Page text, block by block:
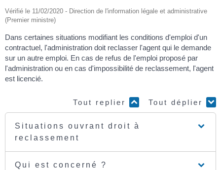
Vérifié le 11/02/2020 - Direction de l'information légale et administrative
(Premier ministre)
Dans certaines situations modifiant les conditions d'emploi d'un
contractuel, l'administration doit reclasser l'agent qui le demande
sur un autre emploi. En cas de refus de l'emploi proposé par
l'administration ou en cas d'impossibilité de reclassement, l'agent
est licencié.
Tout replier Tout déplier
Situations ouvrant droit à
reclassement
Qui est concerné ?